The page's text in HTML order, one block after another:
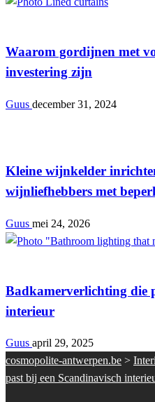
Waarom gordijnen met
investering zijn
Guus december 31, 2024
Kleine wijnkelder
wijnliefhebbers met
Guus mei 24, 2026
Badkamerverlichting die
interieur
Guus april 29, 2025
cosmopolite-antwerpen.be >
past bij een Scandinavisch